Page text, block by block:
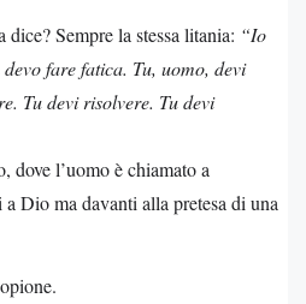
Sempre la stessa litania: “Io
fare fatica. Tu, uomo, devi
Tu devi risolvere. Tu devi
dove l’uomo è chiamato a
Dio ma davanti alla pretesa di una